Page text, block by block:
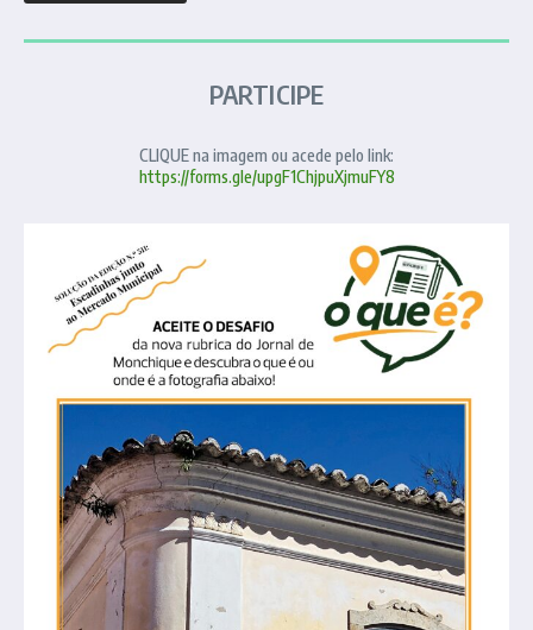
PARTICIPE
CLIQUE na imagem ou acede pelo link:
https://forms.gle/upgF1ChjpuXjmuFY8